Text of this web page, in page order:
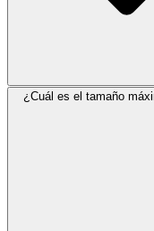
¿Cuál es el tamaño